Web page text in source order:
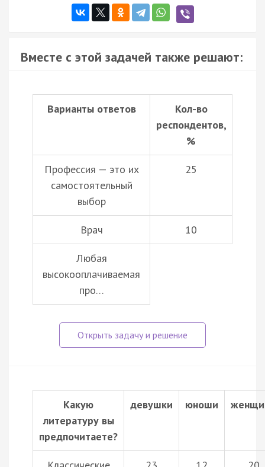
Вместе с этой задачей также решают:
Варианты ответов
Кол-во
респондентов,
%
Профессия — это их
самостоятельный
выбор
25
Врач 10
Любая
высокооплачиваемая
про…
Какую
литературу вы
предпочитаете?
девушки юноши